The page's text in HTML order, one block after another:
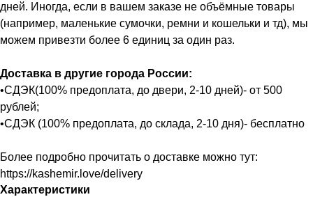
дней. Иногда, если в вашем заказе не объёмные товары
(например, маленькие сумочки, ремни и кошельки и тд), мы
можем привезти более 6 единиц за один раз.
Доставка в другие города России:
•СДЭК(100% предоплата, до двери, 2-10 дней)- от 500
рублей;
•СДЭК (100% предоплата, до склада, 2-10 дня)- бесплатно
Более подробно прочитать о доставке можно тут:
https://kashemir.love/delivery
Характеристики